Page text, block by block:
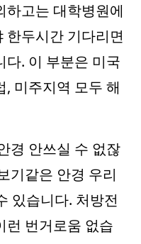
하고는 대학병원에
한두시간 기다리면
다. 이 부분은 미국
미주지역 모두 해
경 안쓰실 수 없잖
기같은 안경 우리
있습니다. 처방전
런 번거로움 없습